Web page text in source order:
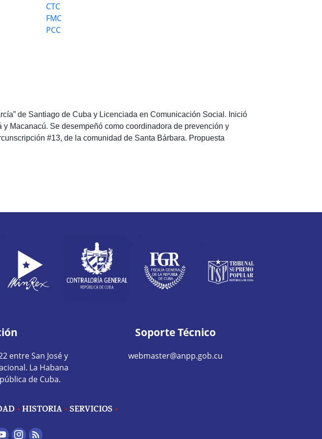
CTC
FMC
PCC
de Santiago de Cuba y Licenciada en Comunicación Social. Inició
Macanacú. Se desempeñó como coordinadora de prevención y
#13, de la comunidad de Santa Bárbara. Propuesta
entre San José y
La Habana
de Cuba.
Soporte Técnico
webmaster@anpp.gob.cu
HISTORIA SERVICIOS